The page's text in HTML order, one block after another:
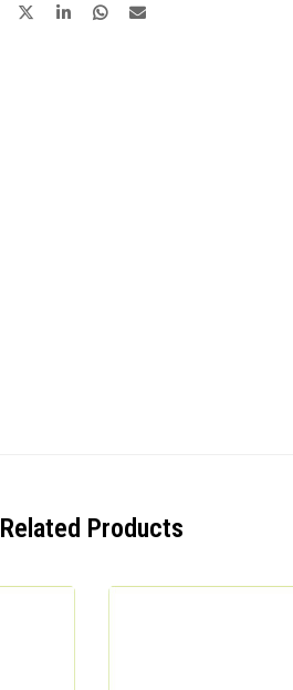
Related Products